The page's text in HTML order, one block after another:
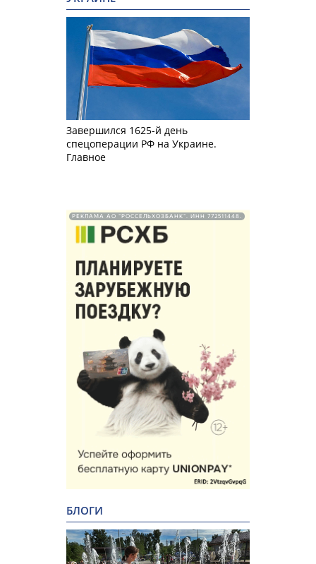
Завершился 1625-й день
спецоперации РФ на Украине.
Главное
РЕКЛАМА АО "РОССЕЛЬХОЗБАНК". ИНН 772511448.
БЛОГИ